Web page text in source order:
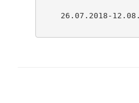
26.07.2018-